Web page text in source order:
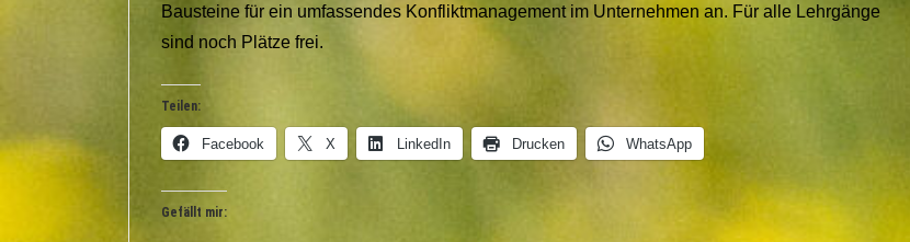
Bausteine für ein umfassendes Konfliktmanagement im Unternehmen an. Für alle Lehrgänge
sind noch Plätze frei.
Teilen:
Facebook X LinkedIn Drucken WhatsApp
Gefällt mir: